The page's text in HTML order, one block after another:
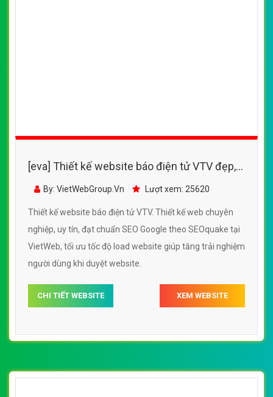
[eva] Thiết kế website báo điện tử VTV đẹp,
chuyên nghiệp chuẩn SEO
By: VietWebGroup.Vn Lượt xem: 25620
Thiết kế website báo điện tử VTV. Thiết kế web chuyên
nghiệp, uy tín, đạt chuẩn SEO Google theo SEOquake tại
VietWeb, tối ưu tốc độ load website giúp tăng trải nghiệm
người dùng khi duyệt website.
CHI TIẾT WEBSITE XEM WEBSITE